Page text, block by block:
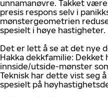
unnamanøvre. Takket
presis respons selv i
mønstergeometrien
spesielt i høye hastigheter.
Det er lett å se at det nye
Hakka dekkfamilie: Dekket
innside/utside-mønster
Teknisk har dette vist seg
spesielt på